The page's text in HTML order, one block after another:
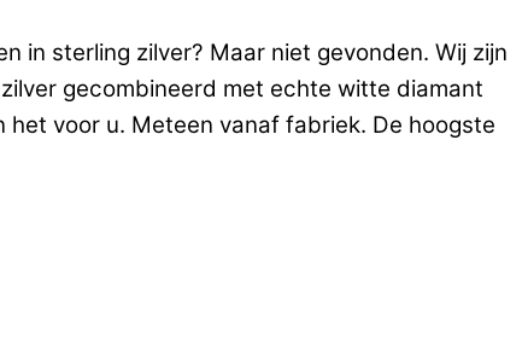
in sterling zilver? Maar niet gevonden. Wij zijn
gecombineerd met echte witte diamant
het voor u. Meteen vanaf fabriek. De hoogste